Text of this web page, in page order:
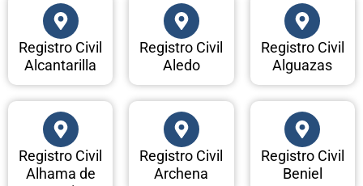
Registro Civil
Alcantarilla
Registro Civil
Aledo
Registro Civil
Alguazas
Registro Civil
Alhama de
Registro Civil
Archena
Registro Civil
Beniel